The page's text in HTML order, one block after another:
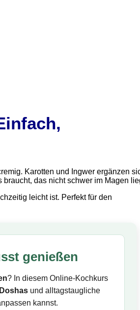
Karotten und Ingwer ergänzen
das nicht schwer im Magen
leicht ist. Perfekt für den
genießen
? In diesem Online-Kochkurs
Doshasund alltagstaugliche
kannst.